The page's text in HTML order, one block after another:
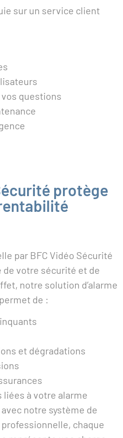
sur un service client
questions
protège
par BFC Vidéo Sécurité
votre sécurité et de
notre solution d’alarme
de :
et dégradations
liées à votre alarme
notre système de
professionnelle, chaque